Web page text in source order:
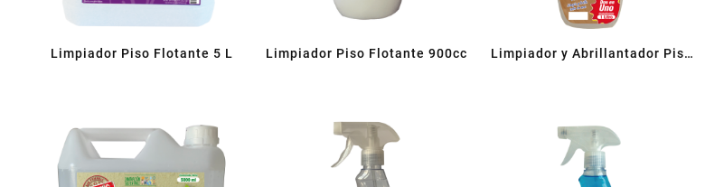
Limpiador Piso Flotante 5 L Limpiador Piso Flotante 900cc
Limpiador y Abrillantador Piso